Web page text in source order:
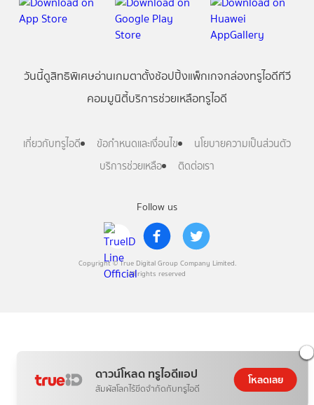
ดาวน์โหลด ทรูไอดีแอป
สัมผัสโลกไร้ขีดจำกัดกับทรูไอดี
โหลดเลย
Follow us
Copyright © True Digital Group Company Limited.
All rights reserved
วันนี้ดูสิทธิพิเศษอ่านเกมตาตั้งช้อปปิ้งแพ็กเกจกล่องทรูไอดีทีวี
คอมมูนิตี้บริการช่วยเหลือทรูไอดี
เกี่ยวกับทรูไอดี ข้อกำหนดและเงื่อนไข
นโยบายความเป็นส่วนตัว
บริการช่วยเหลือ
ติดต่อเรา